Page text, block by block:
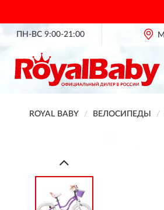
ПН-ВС 9:00-21:00
ОФИЦИАЛЬНЫЙ ДИЛЕР
ROYAL BABY ВЕЛОСИПЕДЫ